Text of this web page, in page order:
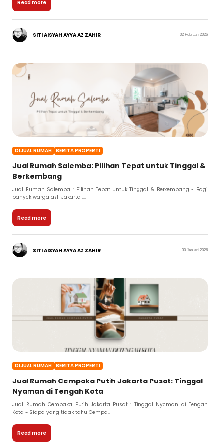
Read more
SITI AISYAH AYYA AZ ZAHIR 02 Februari 2026
DIJUAL RUMAH BERITA PROPERTI
Jual Rumah Salemba: Pilihan Tepat untuk Tinggal &
Berkembang
Jual Rumah Salemba : Pilihan Tepat untuk Tinggal & Berkembang - Bagi
banyak warga asli Jakarta ,...
Read more
SITI AISYAH AYYA AZ ZAHIR 30 Januari 2026
DIJUAL RUMAH BERITA PROPERTI
Jual Rumah Cempaka Putih Jakarta Pusat: Tinggal
Nyaman di Tengah Kota
Jual Rumah Cempaka Putih Jakarta Pusat : Tinggal Nyaman di Tengah
Kota - Siapa yang tidak tahu Cempa...
Read more